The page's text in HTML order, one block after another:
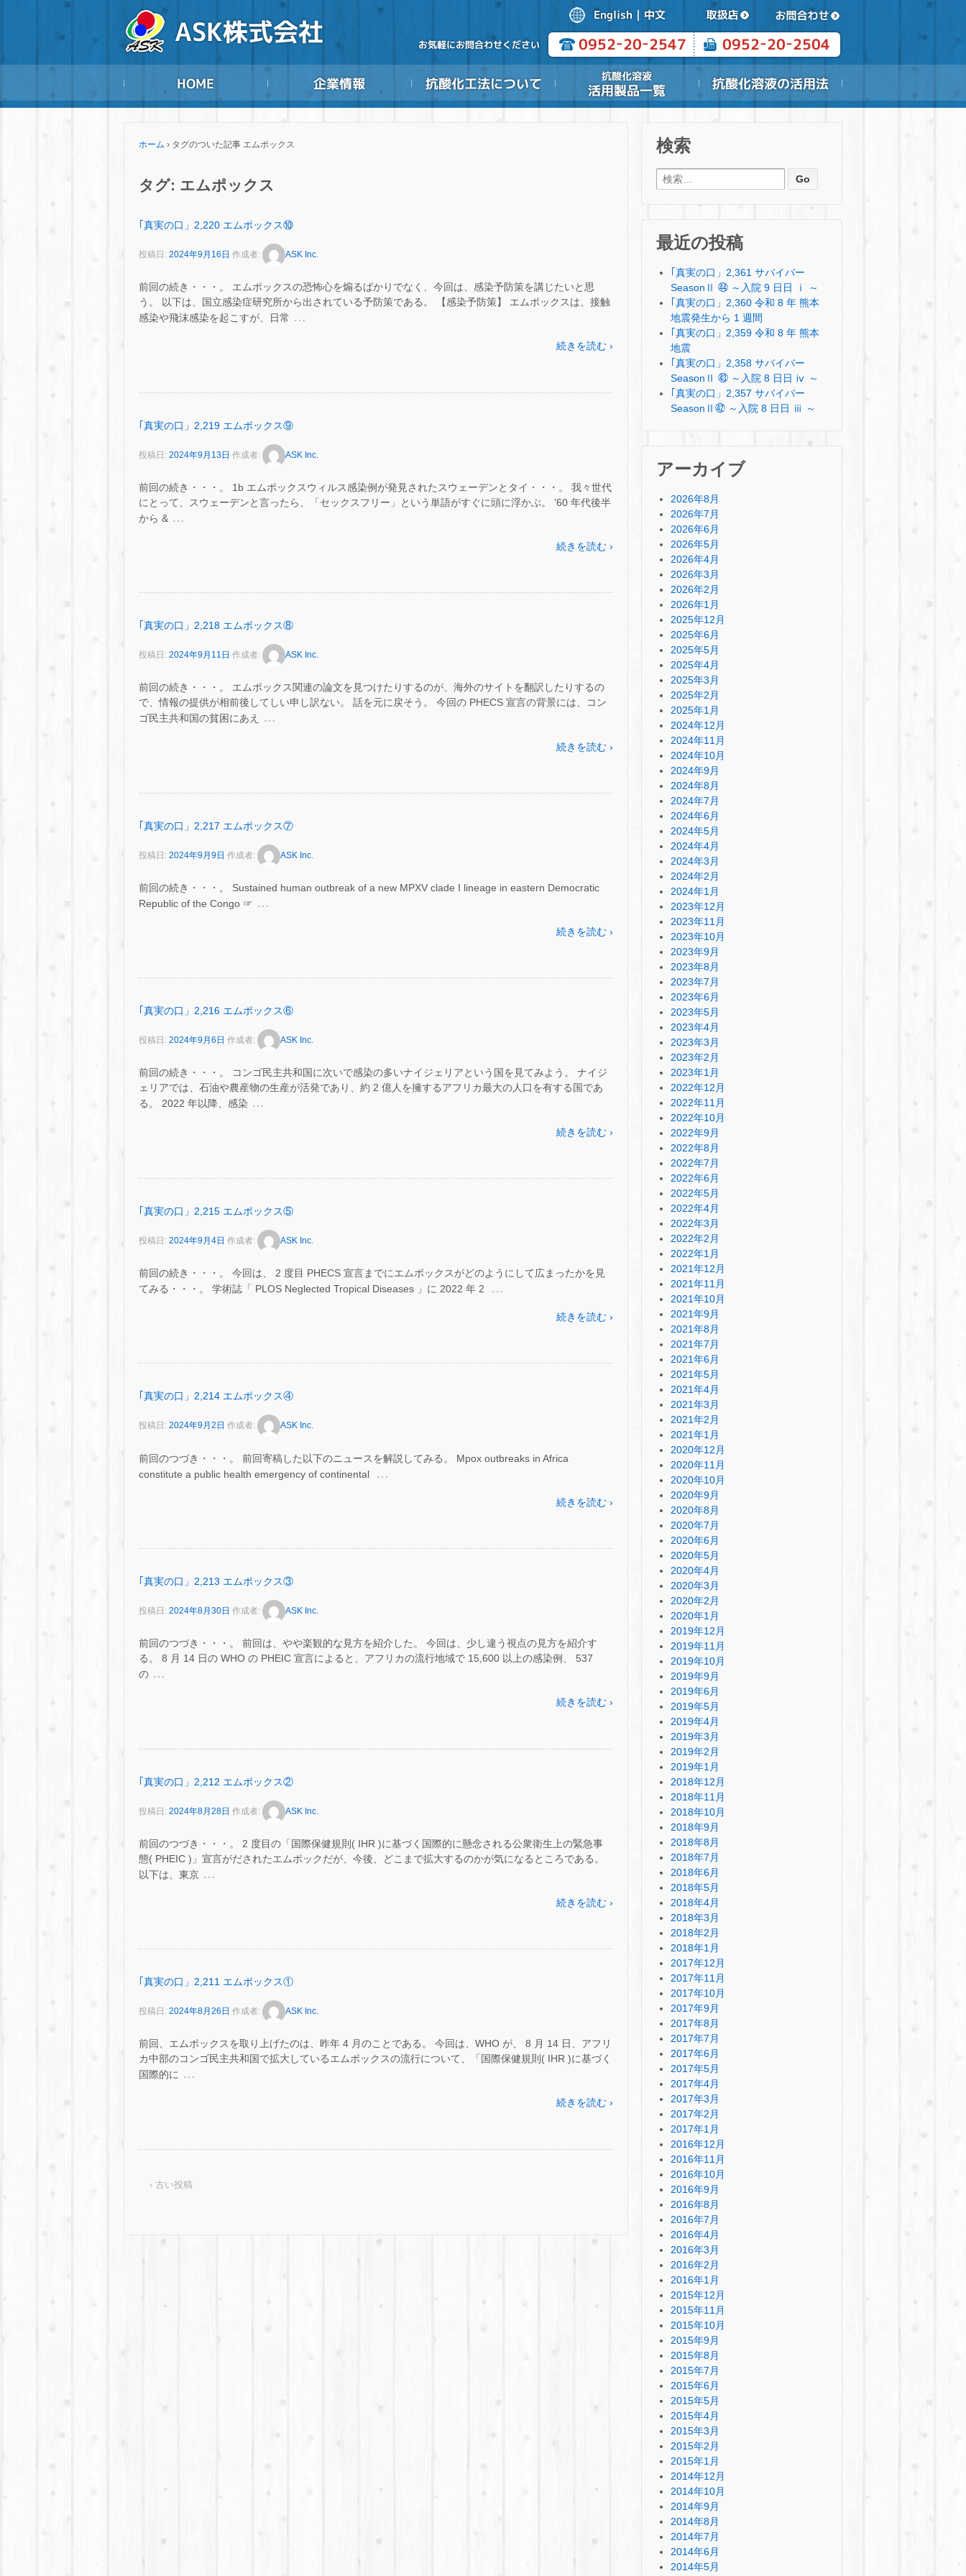
ホーム › タグのついた記事 エムポックス
タグ: エムポックス
｢真実の口」2,220 エムポックス⑩
投稿日: 2024年9月16日 作成者: ASK Inc.
前回の続き・・・。 エムポックスの恐怖心を煽るばかりでなく、今回は、感染予防策を講じたいと思
う。 以下は、国立感染症研究所から出されている予防策である。 【感染予防策】 エムポックスは、接触
感染や飛沫感染を起こすが、日常 …
続きを読む ›
｢真実の口」2,219 エムポックス⑨
投稿日: 2024年9月13日 作成者: ASK Inc.
前回の続き・・・。 1b エムポックスウィルス感染例が発見されたスウェーデンとタイ・・・。 我々世代
にとって、スウェーデンと言ったら、「セックスフリー」という単語がすぐに頭に浮かぶ。 ’60 年代後半
から & …
続きを読む ›
｢真実の口」2,218 エムポックス⑧
投稿日: 2024年9月11日 作成者: ASK Inc.
前回の続き・・・。 エムポックス関連の論文を見つけたりするのが、海外のサイトを翻訳したりするの
で、情報の提供が相前後してしい申し訳ない。 話を元に戻そう。 今回の PHECS 宣言の背景には、コン
ゴ民主共和国の貧困にあえ
…
続きを読む ›
｢真実の口」2,217 エムポックス⑦
投稿日: 2024年9月9日 作成者: ASK Inc.
前回の続き・・・。 Sustained human outbreak of a new MPXV clade I lineage in eastern Democratic
Republic of the Congo ☞ …
続きを読む ›
｢真実の口」2,216 エムポックス⑥
投稿日: 2024年9月6日 作成者: ASK Inc.
前回の続き・・・。 コンゴ民主共和国に次いで感染の多いナイジェリアという国を見てみよう。 ナイジ
ェリアでは、石油や農産物の生産が活発であり、約 2 億人を擁するアフリカ最大の人口を有する国であ
る。 2022 年以降、感染 …
続きを読む ›
｢真実の口」2,215 エムポックス⑤
投稿日: 2024年9月4日 作成者: ASK Inc.
前回の続き・・・。 今回は、 2 度目 PHECS 宣言までにエムポックスがどのようにして広まったかを見
てみる・・・。 学術誌「 PLOS Neglected Tropical Diseases 」に 2022 年 2
…
続きを読む ›
｢真実の口」2,214 エムポックス④
投稿日: 2024年9月2日 作成者: ASK Inc.
前回のつづき・・・。 前回寄稿した以下のニュースを解説してみる。 Mpox outbreaks in Africa
constitute a public health emergency of continental
…
続きを読む ›
｢真実の口」2,213 エムポックス③
投稿日: 2024年8月30日 作成者: ASK Inc.
前回のつづき・・・。 前回は、やや楽観的な見方を紹介した。 今回は、少し違う視点の見方を紹介す
る。 8 月 14 日の WHO の PHEIC 宣言によると、アフリカの流行地域で 15,600 以上の感染例、 537
の …
続きを読む ›
｢真実の口」2,212 エムポックス②
投稿日: 2024年8月28日 作成者: ASK Inc.
前回のつづき・・・。 2 度目の「国際保健規則( IHR )に基づく国際的に懸念される公衆衛生上の緊急事
態( PHEIC )」宣言がだされたエムポックだが、今後、どこまで拡大するのかが気になるところである。
以下は、東京 …
続きを読む ›
｢真実の口」2,211 エムポックス①
投稿日: 2024年8月26日 作成者: ASK Inc.
前回、エムポックスを取り上げたのは、昨年 4 月のことである。 今回は、WHO が、 8 月 14 日、アフリ
カ中部のコンゴ民主共和国で拡大しているエムポックスの流行について、「国際保健規則( IHR )に基づく
国際的に …
続きを読む ›
‹ 古い投稿
検索
検索:
最近の投稿
｢真実の口」2,361 サバイバー
SeasonⅡ ㊹ ～入院 9 日日 ⅰ ～
｢真実の口」2,360 令和 8 年 熊本
地震発生から 1 週間
｢真実の口」2,359 令和 8 年 熊本
地震
｢真実の口」2,358 サバイバー
SeasonⅡ ㊸ ～入院 8 日日 ⅳ ～
｢真実の口」2,357 サバイバー
SeasonⅡ㊷ ～入院 8 日日 ⅲ ～
アーカイブ
2026年8月
2026年7月
2026年6月
2026年5月
2026年4月
2026年3月
2026年2月
2026年1月
2025年12月
2025年6月
2025年5月
2025年4月
2025年3月
2025年2月
2025年1月
2024年12月
2024年11月
2024年10月
2024年9月
2024年8月
2024年7月
2024年6月
2024年5月
2024年4月
2024年3月
2024年2月
2024年1月
2023年12月
2023年11月
2023年10月
2023年9月
2023年8月
2023年7月
2023年6月
2023年5月
2023年4月
2023年3月
2023年2月
2023年1月
2022年12月
2022年11月
2022年10月
2022年9月
2022年8月
2022年7月
2022年6月
2022年5月
2022年4月
2022年3月
2022年2月
2022年1月
2021年12月
2021年11月
2021年10月
2021年9月
2021年8月
2021年7月
2021年6月
2021年5月
2021年4月
2021年3月
2021年2月
2021年1月
2020年12月
2020年11月
2020年10月
2020年9月
2020年8月
2020年7月
2020年6月
2020年5月
2020年4月
2020年3月
2020年2月
2020年1月
2019年12月
2019年11月
2019年10月
2019年9月
2019年6月
2019年5月
2019年4月
2019年3月
2019年2月
2019年1月
2018年12月
2018年11月
2018年10月
2018年9月
2018年8月
2018年7月
2018年6月
2018年5月
2018年4月
2018年3月
2018年2月
2018年1月
2017年12月
2017年11月
2017年10月
2017年9月
2017年8月
2017年7月
2017年6月
2017年5月
2017年4月
2017年3月
2017年2月
2017年1月
2016年12月
2016年11月
2016年10月
2016年9月
2016年8月
2016年7月
2016年4月
2016年3月
2016年2月
2016年1月
2015年12月
2015年11月
2015年10月
2015年9月
2015年8月
2015年7月
2015年6月
2015年5月
2015年4月
2015年3月
2015年2月
2015年1月
2014年12月
2014年10月
2014年9月
2014年8月
2014年7月
2014年6月
2014年5月